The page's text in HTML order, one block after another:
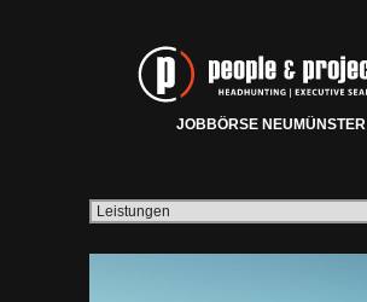
JOBBÖRSE NEUMÜNSTER